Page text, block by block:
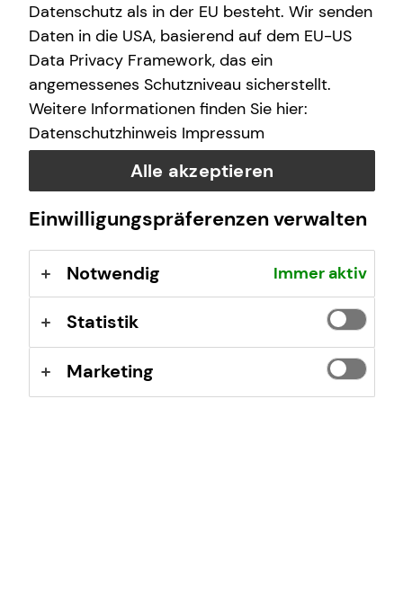
E-Mail
Nachricht
Ich habe die Informationen zumDatenschutz
gelesen
und bin damit einverstanden.
Ich bin damit einverstanden, dass mich tecis bzw.
selbstständige Vertriebspartner von tecis aufgrund
meiner obigen Anfrage kontaktieren dürfen. Diese
Fax, E-Mail) ohne Angaben von Gründen bei der
Firma tecis Finanzdienstleistungen AG, Alter
Datenschutz als in der EU besteht. Wir senden
Daten in die USA, basierend auf dem EU-US
Data Privacy Framework, das ein
angemessenes Schutzniveau sicherstellt.
Weitere Informationen finden Sie hier:
Datenschutzhinweis Impressum
Alle akzeptieren
Einwilligungspräferenzen verwalten
Notwendig Immer aktiv
Statistik
Marketing